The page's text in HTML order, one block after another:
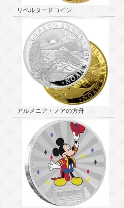
リベルタードコイン
アルメニア・ノアの方舟